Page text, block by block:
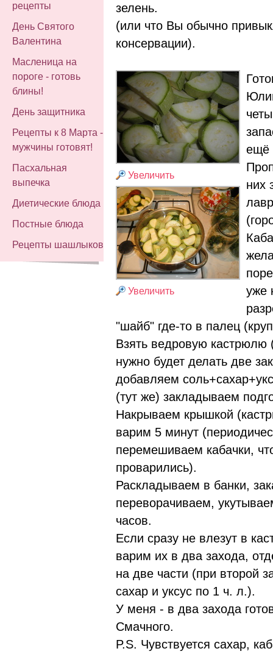
рецепты
День Святого
Валентина
Масленица на
пороге - готовь
блины!
День защитника
Рецепты к 8 Марта -
мужчины готовят!
Пасхальная
выпечка
Диетические блюда
Постные блюда
Рецепты шашлыков
зелень.
(или что Вы обычно
консервации).
Увеличить
Увеличить
ещё
них
уже
"шайб" где-то в палец
Взять ведровую кастрюлю
нужно будет делать две
добавляем
(тут же) закладываем
Накрываем крышкой
варим 5 минут
перемешиваем кабачки,
проварились).
Раскладываем в банки,
переворачиваем,
часов.
Если сразу не влезут в
варим их в два захода,
на две части (при второй
сахар и уксус по 1 ч. л.).
У меня - в два захода
Смачного.
P.S. Чувствуется сахар,